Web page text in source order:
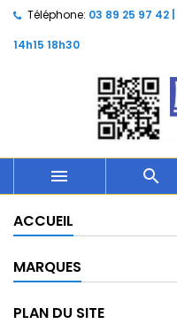
Téléphone: 03 89 25 97 42
14h15 18h30
 
ACCUEIL
MARQUES
PLAN DU SITE